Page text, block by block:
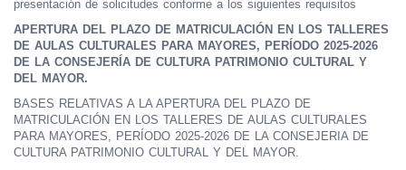
presentación de solicitudes conforme a los siguientes requisitos
APERTURA DEL PLAZO DE MATRICULACIÓN EN LOS TALLERES
DE AULAS CULTURALES PARA MAYORES, PERÍODO 2025-2026
DE LA CONSEJERÍA DE CULTURA PATRIMONIO CULTURAL Y
DEL MAYOR.
BASES RELATIVAS A LA APERTURA DEL PLAZO DE
MATRICULACIÓN EN LOS TALLERES DE AULAS CULTURALES
PARA MAYORES, PERÍODO 2025-2026 DE LA CONSEJERIA DE
CULTURA PATRIMONIO CULTURAL Y DEL MAYOR.